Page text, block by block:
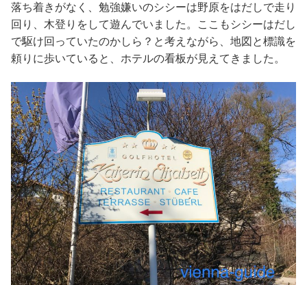
落ち着きがなく、勉強嫌いのシシーは野原をはだしで走り
回り、木登りをして遊んでいました。ここもシシーはだし
で駆け回っていたのかしら？と考えながら、地図と標識を
頼りに歩いていると、ホテルの看板が見えてきました。